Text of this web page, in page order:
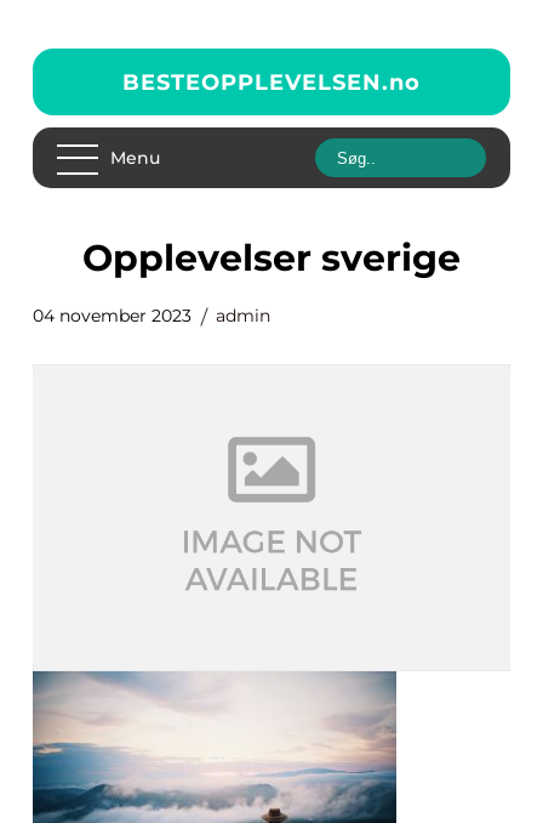
BESTEOPPLEVELSEN.no
Menu
opplevelser sverige
04 november 2023 admin